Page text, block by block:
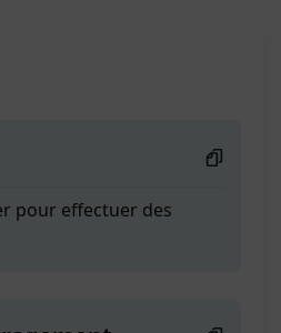
pour effectuer des